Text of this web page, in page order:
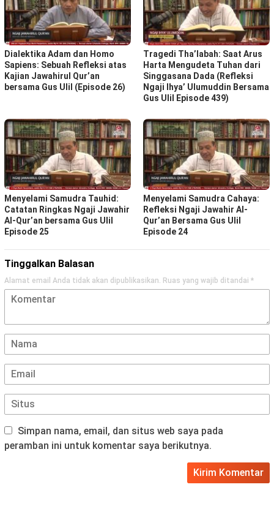
Dialektika Adam dan Homo
Sapiens: Sebuah Refleksi atas
Kajian Jawahirul Qur’an
bersama Gus Ulil (Episode 26)
Tragedi Tha’labah: Saat Arus
Harta Mengudeta Tuhan dari
Singgasana Dada (Refleksi
Ngaji Ihya’ Ulumuddin Bersama
Gus Ulil Episode 439)
Menyelami Samudra Tauhid:
Catatan Ringkas Ngaji Jawahir
Al-Qur’an bersama Gus Ulil
Episode 25
Menyelami Samudra Cahaya:
Refleksi Ngaji Jawahir Al-
Qur’an Bersama Gus Ulil
Episode 24
Tinggalkan Balasan
Alamat email Anda tidak akan dipublikasikan. Ruas yang wajib ditandai *
Simpan nama, email, dan situs web saya pada
peramban ini untuk komentar saya berikutnya.